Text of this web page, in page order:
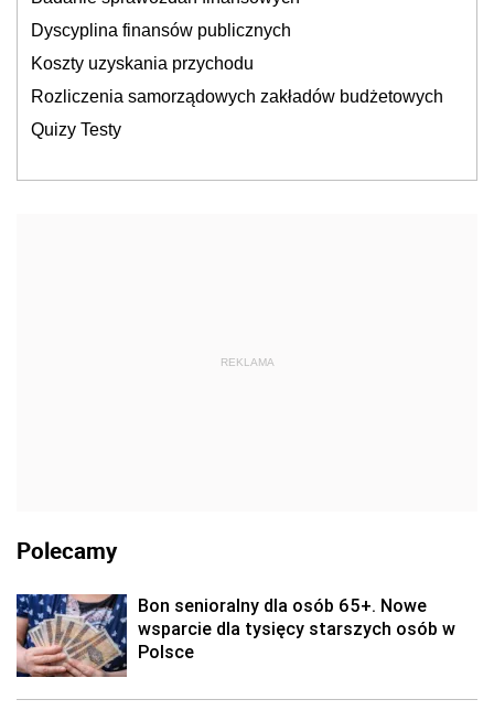
Dyscyplina finansów publicznych
Koszty uzyskania przychodu
Rozliczenia samorządowych zakładów budżetowych
Quizy Testy
REKLAMA
Polecamy
Bon senioralny dla osób 65+. Nowe
wsparcie dla tysięcy starszych osób w
Polsce